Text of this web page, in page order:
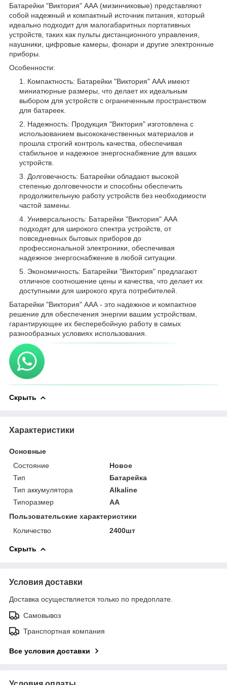
Батарейки "Виктория" ААА (мизинчиковые) представляют
собой надежный и компактный источник питания, который
идеально подходит для малогабаритных портативных
устройств, таких как пульты дистанционного управления,
наушники, цифровые камеры, фонари и другие электронные
приборы.
Особенности:
Компактность: Батарейки "Виктория" ААА имеют
миниатюрные размеры, что делает их идеальным
выбором для устройств с ограниченным пространством
для батареек.
Надежность: Продукция "Виктория" изготовлена с
использованием высококачественных материалов и
прошла строгий контроль качества, обеспечивая
стабильное и надежное энергоснабжение для ваших
устройств.
Долговечность: Батарейки обладают высокой
степенью долговечности и способны обеспечить
продолжительную работу устройств без необходимости
частой замены.
Универсальность: Батарейки "Виктория" ААА
подходят для широкого спектра устройств, от
повседневных бытовых приборов до
профессиональной электроники, обеспечивая
надежное энергоснабжение в любой ситуации.
Экономичность: Батарейки "Виктория" предлагают
отличное соотношение цены и качества, что делает их
доступными для широкого круга потребителей.
Батарейки "Виктория" ААА - это надежное и компактное
решение для обеспечения энергии вашим устройствам,
гарантирующее их бесперебойную работу в самых
разнообразных условиях использования.
Скрыть
Характеристики
Основные
Состояние
Новое
Тип
Батарейка
Тип аккумулятора
Alkaline
Типоразмер
AA
Пользовательские характеристики
Количество
2400шт
Скрыть
Условия доставки
Доставка осуществляется только по предоплате.
Самовывоз
Транспортная компания
Все условия доставки